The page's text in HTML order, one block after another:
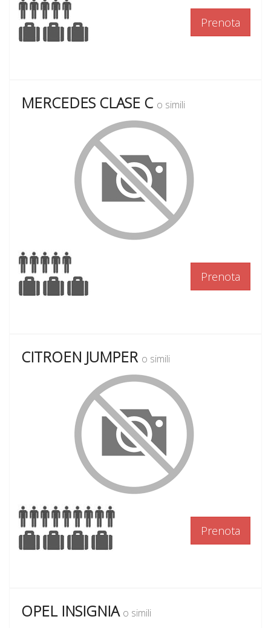
Prenota
MERCEDES CLASE C o simili
Prenota
CITROEN JUMPER o simili
Prenota
OPEL INSIGNIA o simili